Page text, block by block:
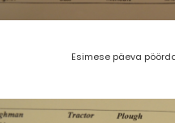
Esimese päeva